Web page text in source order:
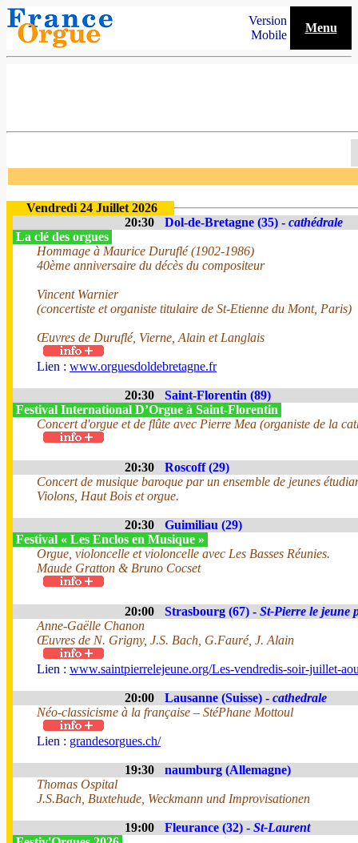
Version
Mobile
Menu
Vendredi 24 Juillet 2026
20:30
Dol-de-Bretagne (35) - cathédrale
La clé des orgues
Hommage à Maurice Duruflé (1902-1986)
40ème anniversaire du décès du compositeur
Vincent Warnier
(concertiste et organiste titulaire de St-Etienne du Mont, Paris)
Œuvres de Duruflé, Vierne, Alain et Langlais
Lien : www.orguesdoldebretagne.fr
20:30
Saint-Florentin (89)
Festival International D’Orgue à Saint-Florentin
Concert d'orgue et de flûte avec Pierre Mea (organiste de la
20:30
Roscoff (29)
Concert de musique baroque par un ensemble de jeunes
Violons, Haut Bois et orgue.
20:30
Guimiliau (29)
Festival « Les Enclos en Musique »
Orgue, violoncelle et violoncelle avec Les Basses Réunies.
Maude Gratton & Bruno Cocset
20:00 Strasbourg (67) - St-Pierre le jeune
Anne-Gaëlle Chanon
Œuvres de N. Grigny, J.S. Bach, G.Fauré, J. Alain
Lien : www.saintpierrelejeune.org/Les-vendredis-soir-juillet-
20:00 Lausanne (Suisse) - cathedrale
Néo-classicisme à la française – StéPhane Mottoul
Lien : grandesorgues.ch/
19:30
naumburg (Allemagne)
Thomas Ospital
J.S.Bach, Buxtehude, Weckmann und Improvisationen
19:00 Fleurance (32) - St-Laurent